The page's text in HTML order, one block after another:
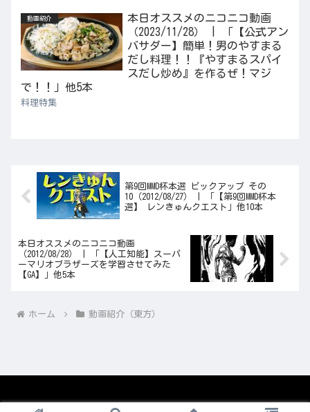
動画紹介
本日オススメのニコニコ動画
（2023/11/28） | 「【公式アン
バサダー】簡単！男のやすまる
だし料理！！『やすまるスパイ
スだし炒め』を作るぜ！マジ
で！！」他5本
料理特集
第9回MMD杯本選 ピックアップ その
10（2012/08/27） | 「【第9回MMD杯本
選】 レンきゅんクエスト」他10本
本日オススメのニコニコ動画
（2012/08/28） | 「【人工知能】スーパ
ーマリオブラザーズを学習させてみた
【GA】」他5本
ホーム 動画紹介（東方）